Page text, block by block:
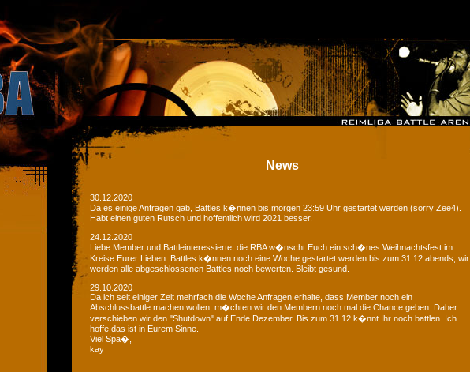
News
30.12.2020
Da es einige Anfragen gab, Battles k�nnen bis morgen 23:59 Uhr gestartet werden (sorry Zee4).
Habt einen guten Rutsch und hoffentlich wird 2021 besser.
24.12.2020
Liebe Member und Battleinteressierte, die RBA w�nscht Euch ein sch�nes Weihnachtsfest im
Kreise Eurer Lieben. Battles k�nnen noch eine Woche gestartet werden bis zum 31.12 abends, wir
werden alle abgeschlossenen Battles noch bewerten. Bleibt gesund.
29.10.2020
Da ich seit einiger Zeit mehrfach die Woche Anfragen erhalte, dass Member noch ein
Abschlussbattle machen wollen, m�chten wir den Membern noch mal die Chance geben. Daher
verschieben wir den "Shutdown" auf Ende Dezember. Bis zum 31.12 k�nnt Ihr noch battlen. Ich
hoffe das ist in Eurem Sinne.
Viel Spa�,
kay